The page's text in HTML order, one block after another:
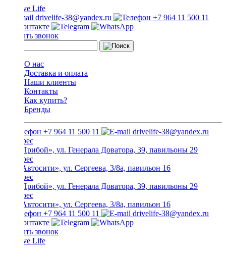
drivelife-38@yandex.ru +7 964 11 500 11
Заказать звонок
О нас
Доставка и оплата
Наши клиенты
Контакты
Как купить?
Бренды
+7 964 11 500 11 drivelife-38@yandex.ru
ТЦ «Прибой», ул. Генерала Доватора, 39, павильоны 29
ТЦ «Автосити», ул. Сергеева, 3/8а, павильон 16
ТЦ «Прибой», ул. Генерала Доватора, 39, павильоны 29
ТЦ «Автосити», ул. Сергеева, 3/8а, павильон 16
+7 964 11 500 11
drivelife-38@yandex.ru
Заказать звонок